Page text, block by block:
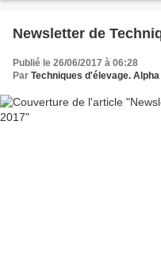
Newsletter de
Publié le 26/06/2017 à 06:28
Par Techniques d'élevage. Alpha